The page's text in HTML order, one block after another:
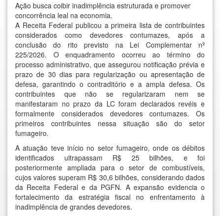
Ação busca coibir inadimplência estruturada e promover
concorrência leal na economia.
A Receita Federal publicou a primeira lista de contribuintes
considerados como devedores contumazes, após a
conclusão do rito previsto na Lei Complementar nº
225/2026. O enquadramento ocorreu ao término do
processo administrativo, que assegurou notificação prévia e
prazo de 30 dias para regularização ou apresentação de
defesa, garantindo o contraditório e a ampla defesa. Os
contribuintes que não se regularizaram nem se
manifestaram no prazo da LC foram declarados revéis e
formalmente considerados devedores contumazes. Os
primeiros contribuintes nessa situação são do setor
fumageiro.
A atuação teve início no setor fumageiro, onde os débitos
identificados ultrapassam R$ 25 bilhões, e foi
posteriormente ampliada para o setor de combustíveis,
cujos valores superam R$ 30,6 bilhões, considerando dados
da Receita Federal e da PGFN. A expansão evidencia o
fortalecimento da estratégia fiscal no enfrentamento à
inadimplência de grandes devedores.